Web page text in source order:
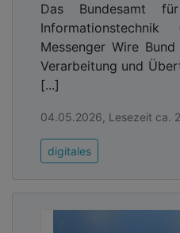
Das Bundesamt
Messenger Wire
Verarbeitung und
[...]
04.05.2026, Lesezeit ca.
digitales